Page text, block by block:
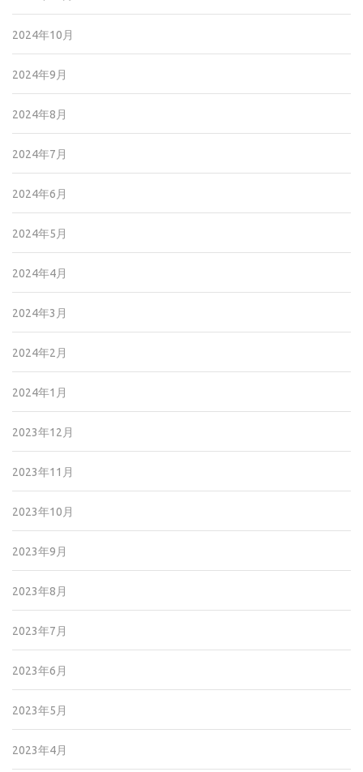
2024年10月
2024年9月
2024年8月
2024年7月
2024年6月
2024年5月
2024年4月
2024年3月
2024年2月
2024年1月
2023年12月
2023年11月
2023年10月
2023年9月
2023年8月
2023年7月
2023年6月
2023年5月
2023年4月